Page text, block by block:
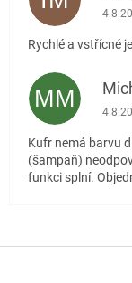
Rychlé a vstřícné
MM
Kufr nemá barvu
(šampaň)
funkci splní.